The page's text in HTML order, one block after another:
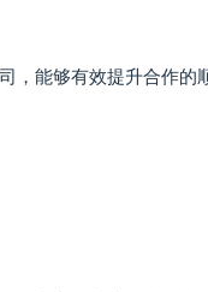
，能够有效提升合作的